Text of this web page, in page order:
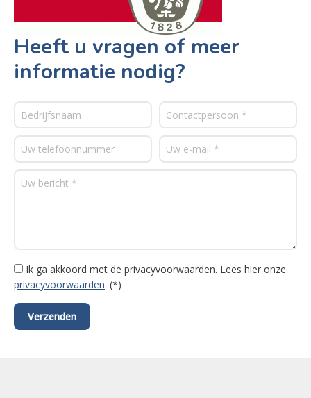
Heeft u vragen of meer
informatie nodig?
Ik ga akkoord met de privacyvoorwaarden. Lees hier onze
privacyvoorwaarden. (*)